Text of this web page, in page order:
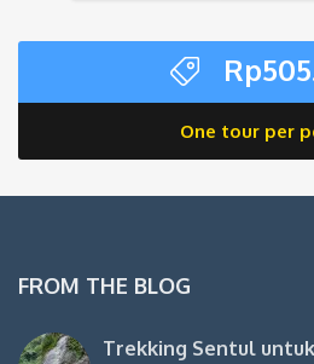
Rp
One tour per
FROM THE BLOG
Trekking Sentul